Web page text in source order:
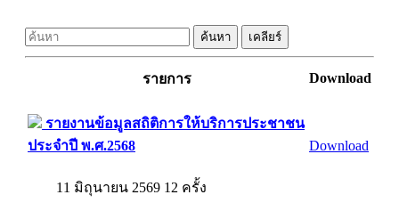
ค้นหา เคลียร์
รายการ Download
รายงานข้อมูลสถิติการให้บริการประชาชน
ประจำปี พ.ศ.2568
11 มิถุนายน 2569 12 ครั้ง
Download